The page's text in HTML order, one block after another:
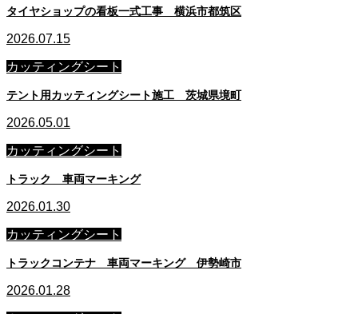
タイヤショップの看板一式工事 横浜市都筑区
2026.07.15
カッティングシート
テント用カッティングシート施工 茨城県境町
2026.05.01
カッティングシート
トラック 車両マーキング
2026.01.30
カッティングシート
トラックコンテナ 車両マーキング 伊勢崎市
2026.01.28